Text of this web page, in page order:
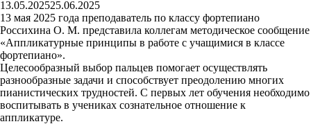
13.05.202525.06.2025
13 мая 2025 года преподаватель по классу фортепиано
Россихина О. М. представила коллегам методическое сообщение
«Аппликатурные принципы в работе с учащимися в классе
фортепиано».
Целесообразный выбор пальцев помогает осуществлять
разнообразные задачи и способствует преодолению многих
пианистических трудностей. С первых лет обучения необходимо
воспитывать в учениках сознательное отношение к
аппликатуре.